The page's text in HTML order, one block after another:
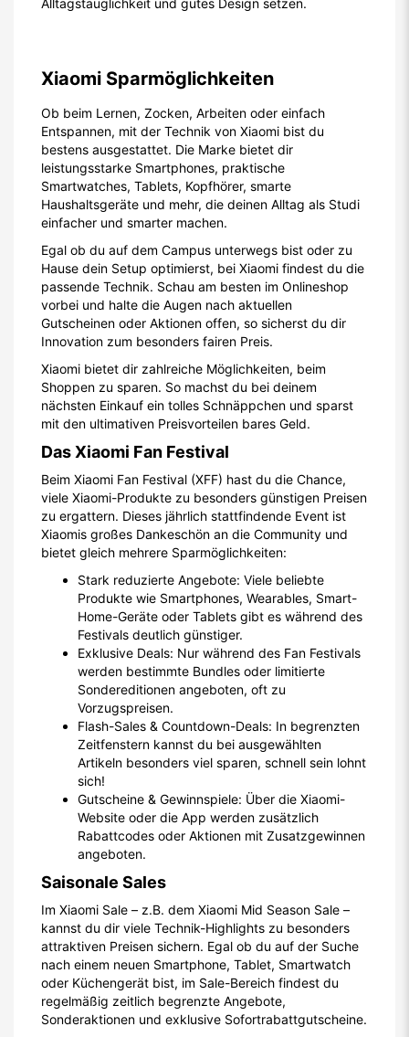
Alltagstauglichkeit und gutes Design setzen.
Xiaomi Sparmöglichkeiten
Ob beim Lernen, Zocken, Arbeiten oder einfach
Entspannen, mit der Technik von Xiaomi bist du
bestens ausgestattet. Die Marke bietet dir
leistungsstarke Smartphones, praktische
Smartwatches, Tablets, Kopfhörer, smarte
Haushaltsgeräte und mehr, die deinen Alltag als Studi
einfacher und smarter machen.
Egal ob du auf dem Campus unterwegs bist oder zu
Hause dein Setup optimierst, bei Xiaomi findest du die
passende Technik. Schau am besten im Onlineshop
vorbei und halte die Augen nach aktuellen
Gutscheinen oder Aktionen offen, so sicherst du dir
Innovation zum besonders fairen Preis.
Xiaomi bietet dir zahlreiche Möglichkeiten, beim
Shoppen zu sparen. So machst du bei deinem
nächsten Einkauf ein tolles Schnäppchen und sparst
mit den ultimativen Preisvorteilen bares Geld.
Das Xiaomi Fan Festival
Beim Xiaomi Fan Festival (XFF) hast du die Chance,
viele Xiaomi-Produkte zu besonders günstigen Preisen
zu ergattern. Dieses jährlich stattfindende Event ist
Xiaomis großes Dankeschön an die Community und
bietet gleich mehrere Sparmöglichkeiten:
Stark reduzierte Angebote: Viele beliebte
Produkte wie Smartphones, Wearables, Smart-
Home-Geräte oder Tablets gibt es während des
Festivals deutlich günstiger.
Exklusive Deals: Nur während des Fan Festivals
werden bestimmte Bundles oder limitierte
Sondereditionen angeboten, oft zu
Vorzugspreisen.
Flash-Sales & Countdown-Deals: In begrenzten
Zeitfenstern kannst du bei ausgewählten
Artikeln besonders viel sparen, schnell sein lohnt
sich!
Gutscheine & Gewinnspiele: Über die Xiaomi-
Website oder die App werden zusätzlich
Rabattcodes oder Aktionen mit Zusatzgewinnen
angeboten.
Saisonale Sales
Im Xiaomi Sale – z.B. dem Xiaomi Mid Season Sale –
kannst du dir viele Technik-Highlights zu besonders
attraktiven Preisen sichern. Egal ob du auf der Suche
nach einem neuen Smartphone, Tablet, Smartwatch
oder Küchengerät bist, im Sale-Bereich findest du
regelmäßig zeitlich begrenzte Angebote,
Sonderaktionen und exklusive Sofortrabattgutscheine.